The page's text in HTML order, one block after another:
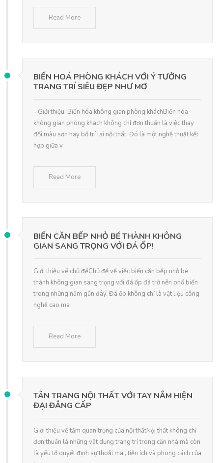
Read More
BIẾN HOÁ PHÒNG KHÁCH VỚI Ý TƯỞNG
TRANG TRÍ SIÊU ĐẸP NHƯ MƠ
- Giới thiệu: Biến hóa không gian phòng kháchBiến hóa
không gian phòng khách không chỉ đơn thuần là việc thay
đổi màu sơn hay bố trí lại nội thất. Đó là một nghệ thuật kết
hợp giữa v
Read More
BIẾN CĂN BẾP NHỎ BÉ THÀNH KHÔNG
GIAN SANG TRỌNG VỚI ĐÁ ỐP!
Giới thiệu về chủ đềChủ đề về việc biến căn bếp nhỏ bé
thành không gian sang trọng với đá ốp đã trở nên phổ biến
trong những năm gần đây. Đá ốp không chỉ là vật liệu công
nghệ cao ma
Read More
TÂN TRANG NỘI THẤT VỚI TAY NẮM HIỆN
ĐẠI ĐẲNG CẤP
Giới thiệu về tầm quan trọng của nội thấtNội thất không chỉ
đơn thuần là những vật dụng trang trí trong căn nhà mà còn
là yếu tố quyết định sự thoải mái, tiện ích và phong cách của